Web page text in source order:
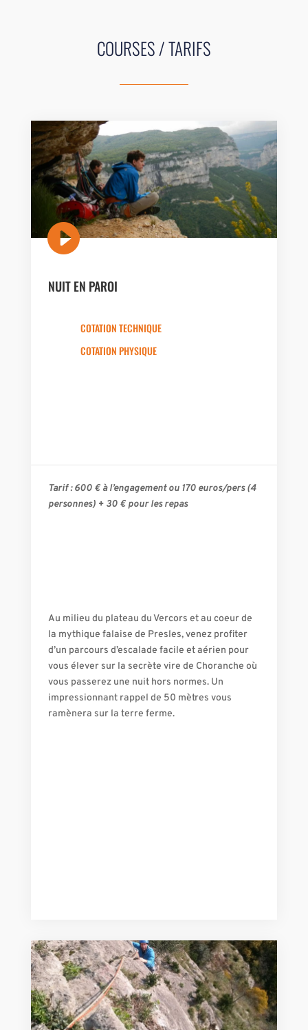
COURSES / TARIFS

NUIT EN PAROI
COTATION TECHNIQUE
COTATION PHYSIQUE
Tarif : 600 € à l’engagement ou 170 euros/pers (4
personnes) + 30 € pour les repas
Au milieu du plateau du Vercors et au coeur de
la mythique falaise de Presles, venez profiter
d’un parcours d’escalade facile et aérien pour
vous élever sur la secrète vire de Choranche où
vous passerez une nuit hors normes. Un
impressionnant rappel de 50 mètres vous
ramènera sur la terre ferme.